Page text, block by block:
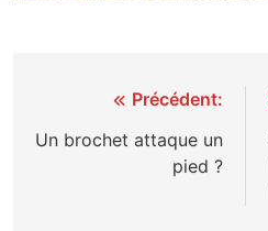
Navigation
de
Précédent:
Un brochet attaque un
pied ?